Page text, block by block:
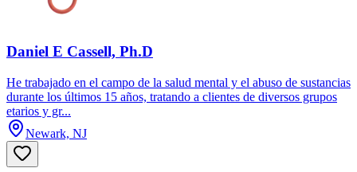
Daniel E Cassell, Ph.D
He trabajado en el campo de la salud mental y el abuso de sustancias
durante los últimos 15 años, tratando a clientes de diversos grupos
etarios y gr...
Newark, NJ